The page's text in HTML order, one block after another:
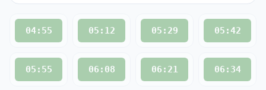
04:55 05:12 05:29 05:42
05:55 06:08 06:21 06:34